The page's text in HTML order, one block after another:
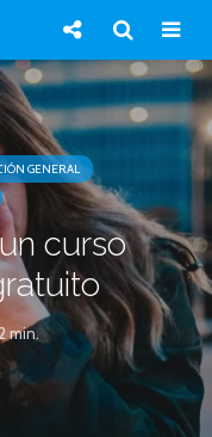
GENERAL
curso
min.